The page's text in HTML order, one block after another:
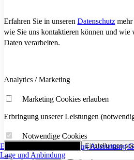
Eckdaten FlächenaufstellungAusstattung
Lage und Anbindung
Erfahren Sie in unseren Datenschutz
wie Sie uns kontaktieren können und wie
Daten verarbeiten.
Analytics / Marketing
Marketing Cookies erlauben
Erbringung unserer Leistungen
Notwendige Cookies
Einstellungen